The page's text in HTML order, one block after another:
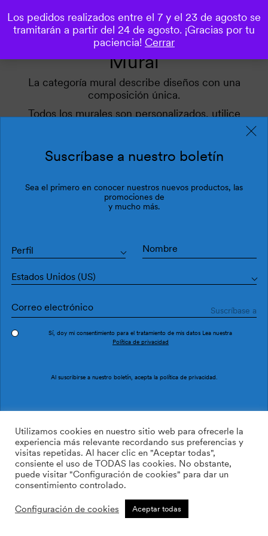
0
Mural
La categoría mural describe diseños con una
composición única.
Todos los murales son personalizados, utilice
Abstracto Mex Coral
Suscríbase a nuestro boletín
Sea el primero en conocer nuestros nuevos productos, las
promociones de
y mucho más.
Perfil
Estados Unidos (US)
Sí, doy mi consentimiento para el tratamiento de mis datos Lea nuestra
Política de privacidad
Al suscribirse a nuestro boletín, acepta la política de privacidad
Utilizamos cookies en nuestro sitio web para ofrecerle la
experiencia más relevante recordando sus preferencias y
visitas repetidas. Al hacer clic en "Aceptar todas",
consiente el uso de TODAS las cookies. No obstante,
puede visitar "Configuración de cookies" para dar un
consentimiento controlado.
Configuración de cookies Aceptar todas
Los pedidos realizados entre el 7 y el 23 de agosto se
tramitarán a partir del 24 de agosto. ¡Gracias por tu
paciencia! Cerrar